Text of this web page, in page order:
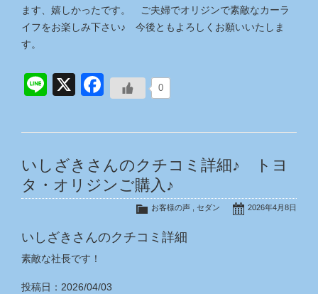
ます、嬉しかったです。 ご夫婦でオリジンで素敵なカーラ
イフをお楽しみ下さい♪ 今後ともよろしくお願いいたしま
す。
0
Line
X Facebook
いしざきさんのクチコミ詳細♪ トヨ
タ・オリジンご購入♪
2026年4月8日
お客様の声 セダン
いしざきさんのクチコミ詳細
素敵な社長です！
投稿日：2026/04/03